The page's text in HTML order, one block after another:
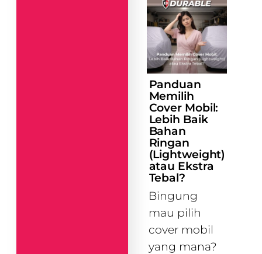
Panduan
Memilih
Cover Mobil:
Lebih Baik
Bahan
Ringan
(Lightweight)
atau Ekstra
Tebal?
Bingung
mau pilih
cover mobil
yang mana?